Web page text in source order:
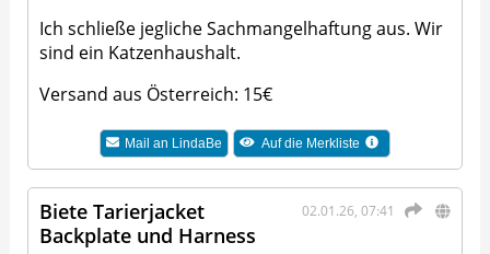
Ich schließe jegliche Sachmangelhaftung aus. Wir
sind ein Katzenhaushalt.
Versand aus Österreich: 15€
Mail an LindaBe Auf die Merkliste
02.01.26, 07:41
Biete Tarierjacket
Backplate und Harness